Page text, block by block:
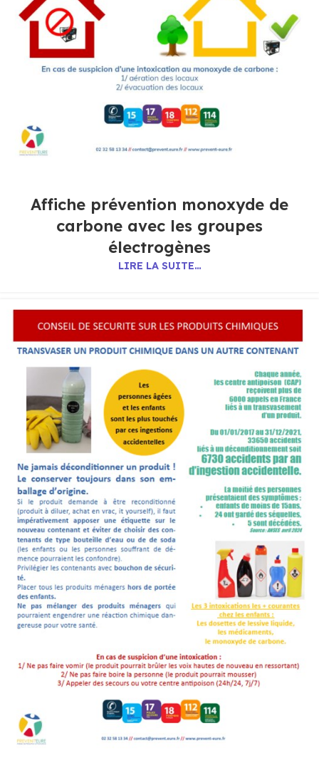
Affiche prévention monoxyde de
carbone avec les groupes
électrogènes
LIRE LA SUITE…